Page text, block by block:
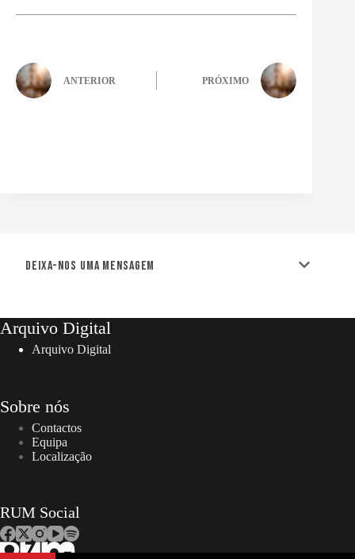
ANTERIOR PRÓXIMO
Deixa-nos uma mensagem
Arquivo Digital
Arquivo Digital
Sobre nós
Contactos
Equipa
Localização
RUM Social